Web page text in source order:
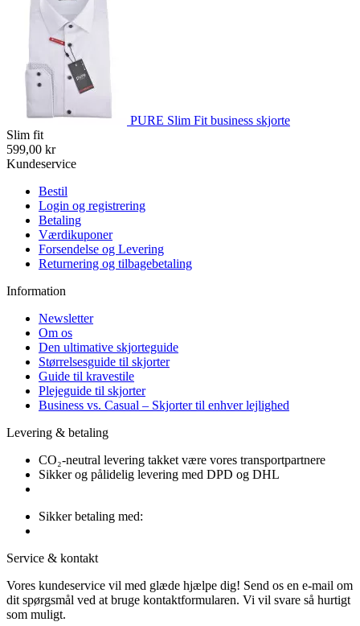
PURE Slim Fit business skjorte
Slim fit
599,00 kr
Kundeservice
Bestil
Login og registrering
Betaling
Værdikuponer
Forsendelse og Levering
Returnering og tilbagebetaling
Information
Newsletter
Om os
Den ultimative skjorteguide
Størrelsesguide til skjorter
Guide til kravestile
Plejeguide til skjorter
Business vs. Casual – Skjorter til enhver lejlighed
Levering & betaling
CO₂-neutral levering takket være vores transportpartnere
Sikker og pålidelig levering med DPD og DHL
Sikker betaling med:
Service & kontakt
Vores kundeservice vil med glæde hjælpe dig! Send os en e-mail om
dit spørgsmål ved at bruge kontaktformularen. Vi vil svare så hurtigt
som muligt.